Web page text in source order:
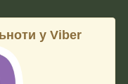
у Viber